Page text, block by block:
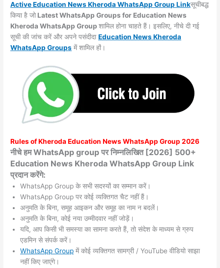
Active Education News Kheroda WhatsApp Group Linkसूचीबद्ध
किया है जो Latest WhatsApp Groups for Education News
Kheroda WhatsApp Groupशामिल होना चाहते हैं। इसलिए, नीचे दी गई
सूची की जांच करें और अपने पसंदीदाEducation News Kheroda
WhatsAppGroups में शामिल हों।
Rules ofKherodaEducation News WhatsApp Group 2026
नीचे हम WhatsApp group पर निम्नलिखित [2026] 500+
Education News Kheroda WhatsApp Group Link
प्रदान करेंगे:
WhatsApp Group के सभी सदस्यों का सम्मान करें।
WhatsApp Group पर कोई व्यक्तिगत चैट नहीं हैं।
अनुमति के बिना, समूह आइकन और समूह का नाम न बदलें।
अनुमति के बिना, कोई नया उम्मीदवार नहीं जोड़ें।
यदि, आप किसी भी समस्या का सामना करते हैं, तो संदेश के माध्यम से ग्रुप
एडमिन से संपर्क करें।
WhatsApp Group में कोई व्यक्तिगत सामग्री / YouTube वीडियो साझा
नहीं किए जाएंगे।